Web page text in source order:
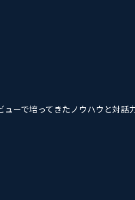
ーで培ってきたノウハウと対